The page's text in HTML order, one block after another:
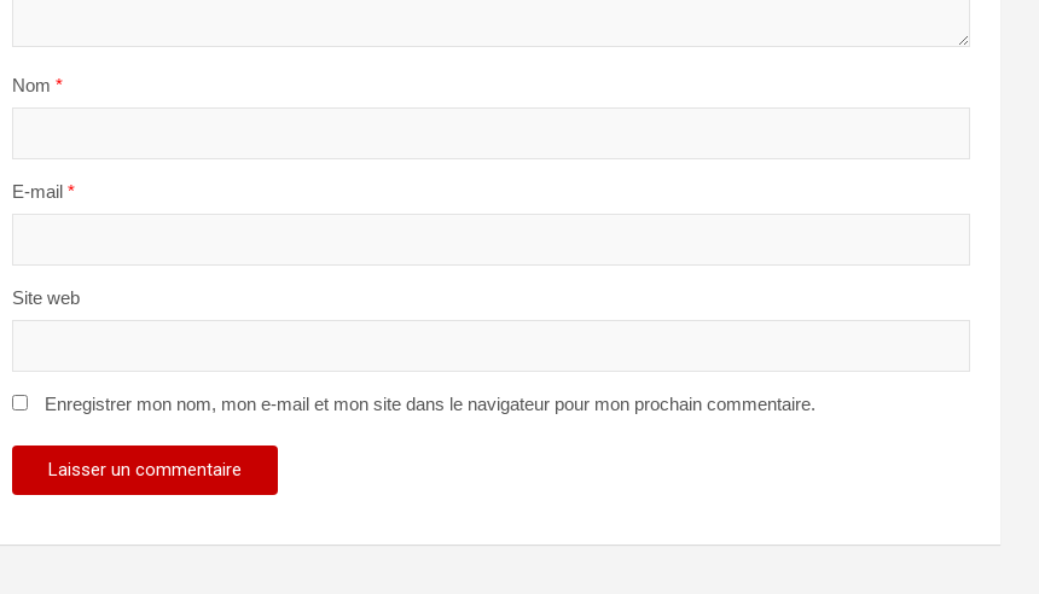
Nom *
E-mail *
Site web
Enregistrer mon nom, mon e-mail et mon site dans le navigateur pour mon prochain commentaire.